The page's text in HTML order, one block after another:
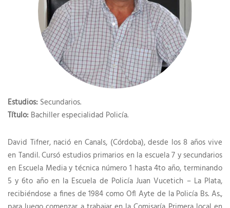
Estudios: Secundarios.
Título: Bachiller especialidad Policía.
David Tifner, nació en Canals, (Córdoba), desde los 8 años vive
en Tandil. Cursó estudios primarios en la escuela 7 y secundarios
en Escuela Media y técnica número 1 hasta 4to año, terminando
5 y 6to año en la Escuela de Policía Juan Vucetich – La Plata,
recibiéndose a fines de 1984 como Ofl Ayte de la Policía Bs. As.,